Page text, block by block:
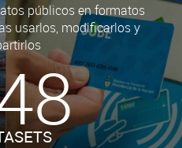
públicos en formatos
usarlos, modificarlos y